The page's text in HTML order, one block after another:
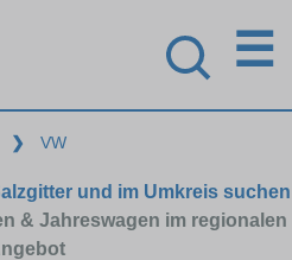
☰
❯ VW
und im Umkreis suchen
& Jahreswagen im regionalen